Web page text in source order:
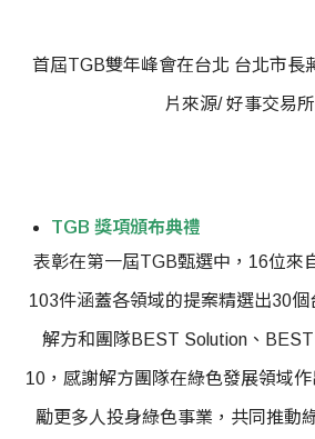
首屆TGB雙年峰會在台北 台北市長
片來源/ 好事交易所
TGB 獎項頒布典禮
表彰在第一屆TGB甄選中，16位來
103件涵蓋各領域的提案精選出30
解方和團隊BEST Solution、
10，感謝解方團隊在綠色發展領域
勵更多人投身綠色事業，共同推動